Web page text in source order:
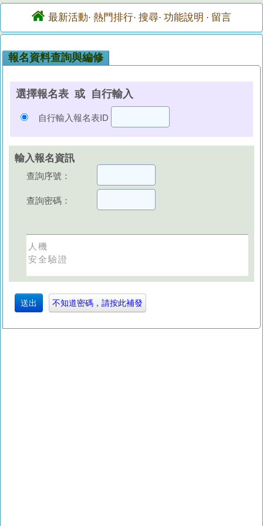
最新活動· 熱門排行· 搜尋· 功能說明 · 留言
報名資料查詢與編修
選擇報名表 或 自行輸入
自行輸入報名表ID
輸入報名資訊
查詢序號：
查詢密碼：
人機
安全驗證